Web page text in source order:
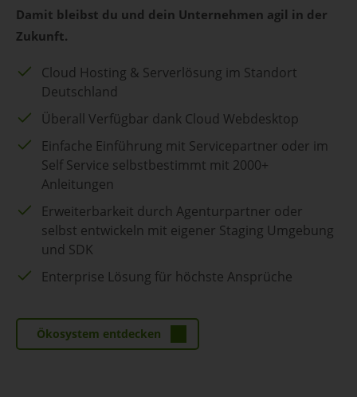
Damit bleibst du und dein Unternehmen agil in der
Zukunft.
Cloud Hosting & Serverlösung im Standort
Deutschland
Überall Verfügbar dank Cloud Webdesktop
Einfache Einführung mit Servicepartner oder im
Self Service selbstbestimmt mit 2000+
Anleitungen
Erweiterbarkeit durch Agenturpartner oder
selbst entwickeln mit eigener Staging Umgebung
und SDK
Enterprise Lösung für höchste Ansprüche
Ökosystem entdecken